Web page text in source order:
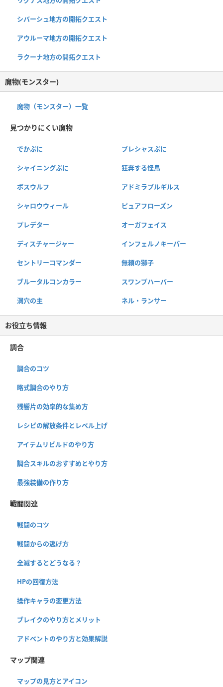
シバーシュ地方の開拓クエスト
アウルーマ地方の開拓クエスト
ラクーナ地方の開拓クエスト
魔物(モンスター)
魔物（モンスター）一覧
見つかりにくい魔物
でかぷに プレシャスぷに
シャイニングぷに 狂奔する怪鳥
ボスウルフ アドミラブルギルス
シャロウウィール ピュアフローズン
プレデター オーガフェイス
ディスチャージャー インフェルノキーパー
セントリーコマンダー 無頼の獅子
ブルータルコンカラー スワンプハーバー
洞穴の主 ネル・ランサー
お役立ち情報
調合
調合のコツ
略式調合のやり方
残響片の効率的な集め方
レシピの解放条件とレベル上げ
アイテムリビルドのやり方
調合スキルのおすすめとやり方
最強装備の作り方
戦闘関連
戦闘のコツ
戦闘からの逃げ方
全滅するとどうなる？
HPの回復方法
操作キャラの変更方法
ブレイクのやり方とメリット
アドベントのやり方と効果解説
マップ関連
マップの見方とアイコン